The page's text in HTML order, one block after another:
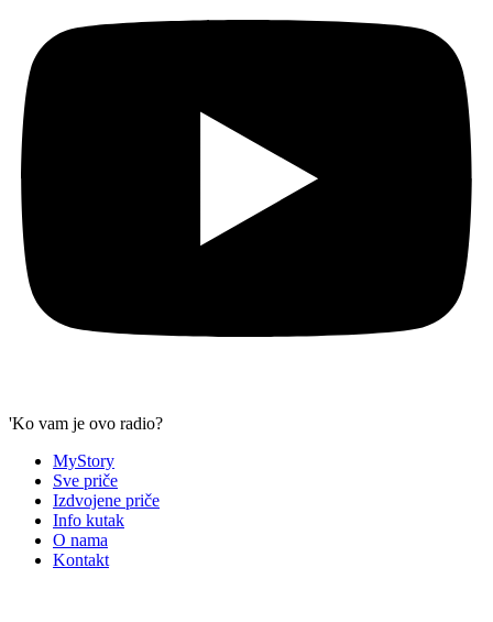
'Ko vam je ovo radio?
MyStory
Sve priče
Izdvojene priče
Info kutak
O nama
Kontakt